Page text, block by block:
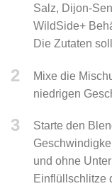
Salz, Dijon-
WildSide+
Die Zutaten
2
Mixe die
niedrigen
3
Starte den
und ohne
Einflüllschlitze